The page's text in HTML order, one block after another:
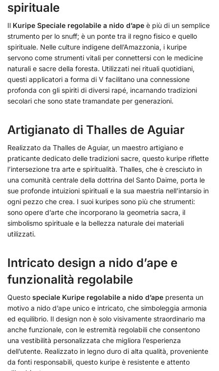
spirituale
Il Kuripe Speciale regolabile a nido d’ape è più di un semplice
strumento per lo snuff; è un ponte tra il regno fisico e quello
spirituale. Nelle culture indigene dell’Amazzonia, i kuripe
servono come strumenti vitali per connettersi con le medicine
naturali e sacre della foresta. Utilizzati nei rituali quotidiani,
questi applicatori a forma di V facilitano una connessione
profonda con gli spiriti di diversi rapé, incarnando tradizioni
secolari che sono state tramandate per generazioni.
Artigianato di Thalles de Aguiar
Realizzato da Thalles de Aguiar, un maestro artigiano e
praticante dedicato delle tradizioni sacre, questo kuripe riflette
l’intersezione tra arte e spiritualità. Thalles, che è cresciuto in
una comunità centrale della dottrina del Santo Daime, porta le
sue profonde intuizioni spirituali e la sua maestria nell’intarsio in
ogni pezzo che crea. I suoi kuripes sono più che strumenti:
sono opere d’arte che incorporano la geometria sacra, il
simbolismo spirituale e la bellezza naturale dei materiali
utilizzati.
Intricato design a nido d’ape e
funzionalità regolabile
Questo speciale Kuripe regolabile a nido d’ape presenta un
motivo a nido d’ape unico e intricato, che simboleggia armonia
ed equilibrio. Il design non è solo visivamente straordinario ma
anche funzionale, con le estremità regolabili che consentono
una vestibilità personalizzata che migliora l’esperienza
dell’utente. Realizzato in legno duro di alta qualità, proveniente
da fonti responsabili, questo kuripe è resistente e attento